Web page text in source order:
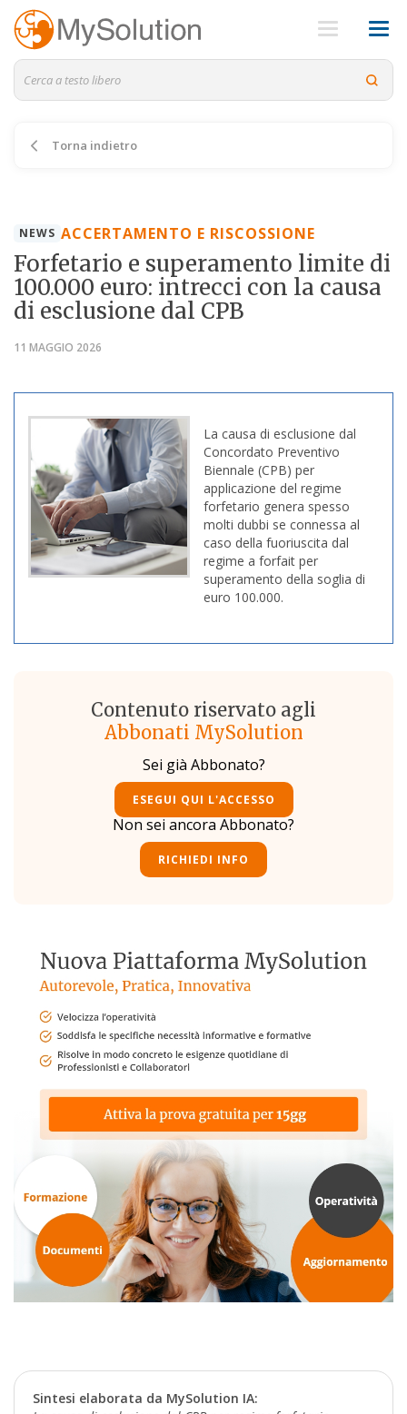
Torna indietro
NEWS ACCERTAMENTO E RISCOSSIONE
Forfetario e superamento limite di
100.000 euro: intrecci con la causa
di esclusione dal CPB
11 MAGGIO 2026
La causa di esclusione dal
Concordato Preventivo
Biennale (CPB) per
applicazione del regime
forfetario genera spesso
molti dubbi se connessa al
caso della fuoriuscita dal
regime a forfait per
superamento della soglia di
euro 100.000.
Contenuto riservato agli
Abbonati MySolution
Sei già Abbonato?
ESEGUI QUI L'ACCESSO
Non sei ancora Abbonato?
RICHIEDI INFO
Sintesi elaborata da MySolution IA: